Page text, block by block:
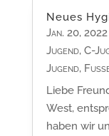
Neues
Jan. 20, 2022|
Jugend, C-
Jugend,
Liebe
West,
haben wir